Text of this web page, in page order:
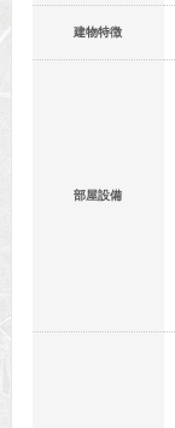
建物特徴
部屋設備